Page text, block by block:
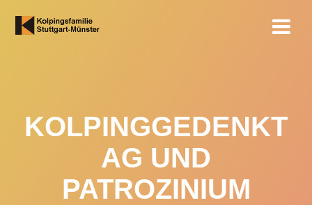
KOLPINGGEDENKT
AG UND
PATROZINIUM